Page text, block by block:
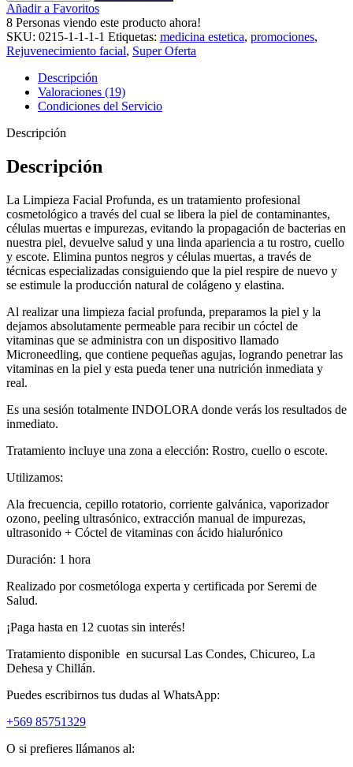
Añadir a Favoritos
8 Personas viendo este producto ahora!
SKU: 0215-1-1-1-1 Etiquetas: medicina estetica, promociones,
Rejuvenecimiento facial, Super Oferta
Descripción
Valoraciones (19)
Condiciones del Servicio
Descripción
Descripción
La Limpieza Facial Profunda, es un tratamiento profesional
cosmetológico a través del cual se libera la piel de contaminantes,
células muertas e impurezas, evitando la propagación de bacterias en
nuestra piel, devuelve salud y una linda apariencia a tu rostro, cuello
y escote. Elimina puntos negros y células muertas, a través de
técnicas especializadas consiguiendo que la piel respire de nuevo y
se estimule la producción natural de colágeno y elastina.
Al realizar una limpieza facial profunda, preparamos la piel y la
dejamos absolutamente permeable para recibir un cóctel de
vitaminas que se administra con un dispositivo llamado
Microneedling, que contiene pequeñas agujas, logrando penetrar las
vitaminas en la piel y esta pueda tener una nutrición inmediata y
real.
Es una sesión totalmente INDOLORA donde verás los resultados de
inmediato.
Tratamiento incluye una zona a elección: Rostro, cuello o escote.
Utilizamos:
Ala frecuencia, cepillo rotatorio, corriente galvánica, vaporizador
ozono, peeling ultrasónico, extracción manual de impurezas,
ultrasonido + Cóctel de vitaminas con ácido hialurónico
Duración: 1 hora
Realizado por cosmetóloga experta y certificada por Seremi de
Salud.
¡Paga hasta en 12 cuotas sin interés!
Tratamiento disponible en sucursal Las Condes, Chicureo, La
Dehesa y Chillán.
Puedes escribirnos tus dudas al WhatsApp:
+569 85751329
O si prefieres llámanos al: